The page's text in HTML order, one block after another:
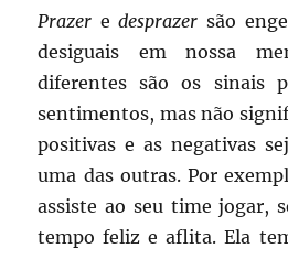
Prazer edesprazer são
desiguais em nossa
diferentes são os sinais
sentimentos, mas não
positivas e as negativas
uma das outras. Por
assiste ao seu time jogar,
tempo feliz e aflita. Ela